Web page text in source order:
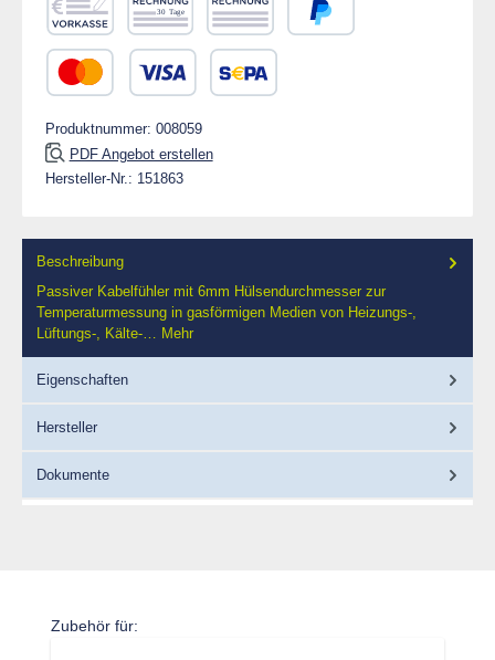
Vorkasse Rechnung 30 Tage
Rechnung
Produktnummer: 008059
PDF Angebot erstellen
Hersteller-Nr.: 151863
Beschreibung
Passiver Kabelfühler mit 6mm Hülsendurchmesser zur
Temperaturmessung in gasförmigen Medien von Heizungs-,
Lüftungs-, Kälte-…
Mehr
Eigenschaften
Hersteller
Dokumente
Produktgalerie überspringen
Zubehör für: